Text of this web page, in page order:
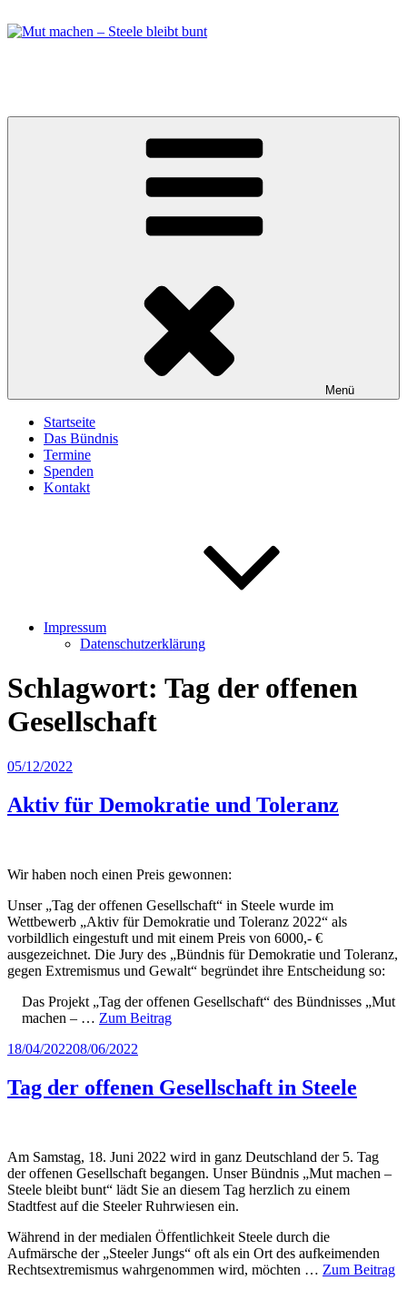
Inhalt
Menü
Startseite
Das Bündnis
Termine
Spenden
Kontakt
Impressum
Datenschutzerklärung
Schlagwort: Tag der offenen
Gesellschaft
Veröffentlicht
05/12/2022
Aktiv für Demokratie und Toleranz
Wir haben noch einen Preis gewonnen:
Unser „Tag der offenen Gesellschaft“ in Steele wurde im
Wettbewerb „Aktiv für Demokratie und Toleranz 2022“ als
vorbildlich eingestuft und mit einem Preis von 6000,- €
ausgezeichnet. Die Jury des „Bündnis für Demokratie und Toleranz,
gegen Extremismus und Gewalt“ begründet ihre Entscheidung so:
Das Projekt „Tag der offenen Gesellschaft“ des Bündnisses „Mut
machen – … Zum Beitrag
Veröffentlicht
18/04/202208/06/2022
Tag der offenen Gesellschaft in Steele
Am Samstag, 18. Juni 2022 wird in ganz Deutschland der 5. Tag
der offenen Gesellschaft begangen. Unser Bündnis „Mut machen –
Steele bleibt bunt“ lädt Sie an diesem Tag herzlich zu einem
Stadtfest auf die Steeler Ruhrwiesen ein.
Während in der medialen Öffentlichkeit Steele durch die
Aufmärsche der „Steeler Jungs“ oft als ein Ort des aufkeimenden
Rechtsextremismus wahrgenommen wird, möchten … Zum Beitrag